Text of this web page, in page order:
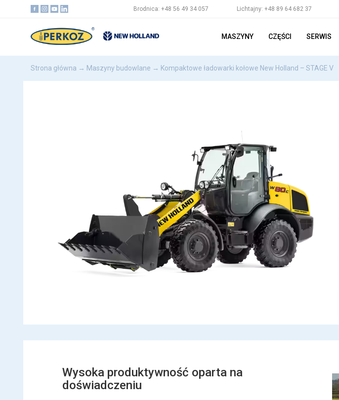
Brodnica: +48 56 49 34 057 Lichtajny: +48 89 64 682 37
MASZYNY CZĘŚCI SERWIS
Strona główna → Maszyny budowlane → Kompaktowe ładowarki kołowe New Holland – STAGE V
Wysoka produktywność oparta na
doświadczeniu